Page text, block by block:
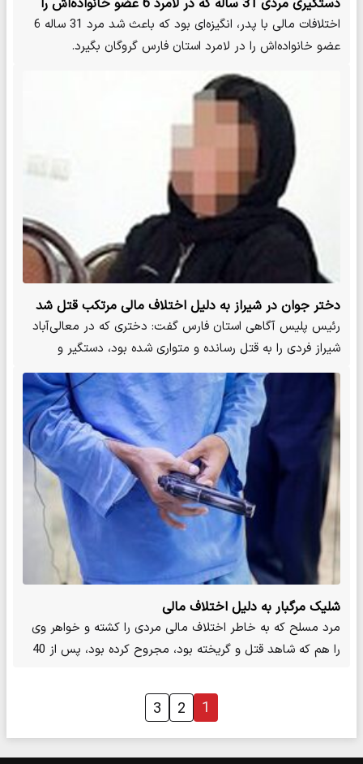
گروگان گرفت
اختلافات مالی با پدر، انگیزه‌ای بود که باعث شد مرد 31 ساله 6
عضو خانواده‌اش را در لامرد استان فارس گروگان بگیرد.
دختر جوان در شیراز به دلیل اختلاف مالی مرتکب قتل شد
رئیس پلیس آگاهی استان فارس گفت: دختری که در معالی‌آباد
شیراز فردی را به قتل رسانده و متواری شده بود، دستگیر و
روانه…
شلیک مرگبار به دلیل اختلاف مالی
مرد مسلح که به خاطر اختلاف مالی مردی را کشته و خواهر وی
را هم که شاهد قتل و گریخته بود، مجروح کرده بود، پس از 40
1
2
3